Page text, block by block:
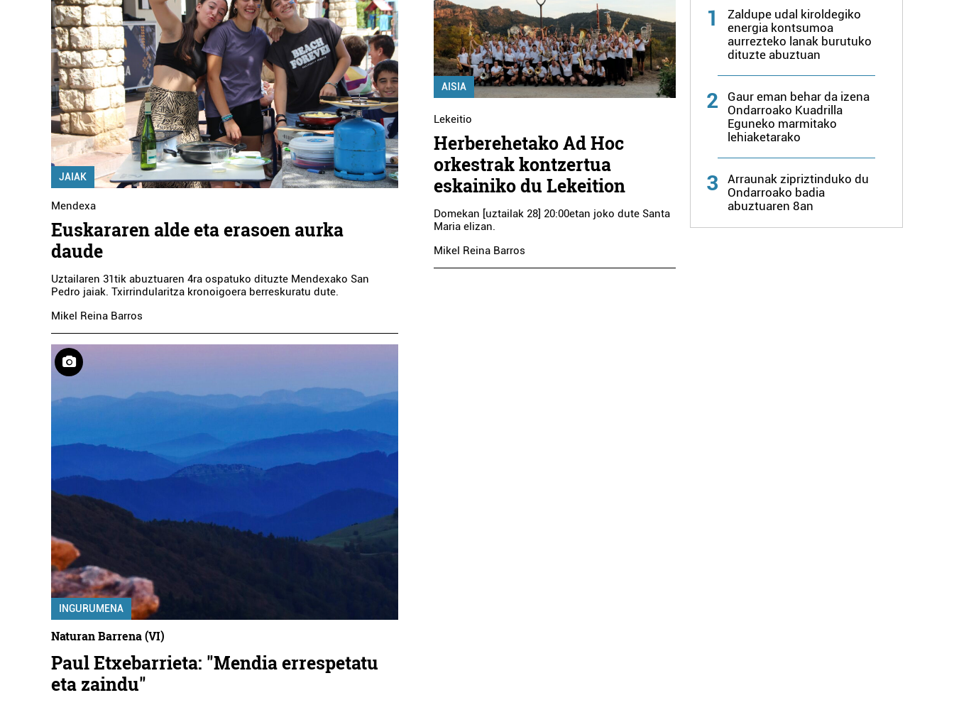
JAIAK
Mendexa
Euskararen alde eta erasoen aurka
daude
Uztailaren 31tik abuztuaren 4ra ospatuko dituzte Mendexako San
Pedro jaiak. Txirrindularitza kronoigoera berreskuratu dute.
Mikel Reina Barros
INGURUMENA
Naturan Barrena (VI)
Paul Etxebarrieta: "Mendia errespetatu
eta zaindu"
AISIA
Lekeitio
Herberehetako Ad Hoc
orkestrak kontzertua
eskainiko du Lekeition
Domekan [uztailak 28] 20:00etan joko dute Santa
Maria elizan.
Mikel Reina Barros
1
Zaldupe udal kiroldegiko
energia kontsumoa
aurrezteko lanak burutuko
dituzte abuztuan
2
Gaur eman behar da izena
Ondarroako Kuadrilla
Eguneko marmitako
lehiaketarako
3
Arraunak zipriztinduko du
Ondarroako badia
abuztuaren 8an